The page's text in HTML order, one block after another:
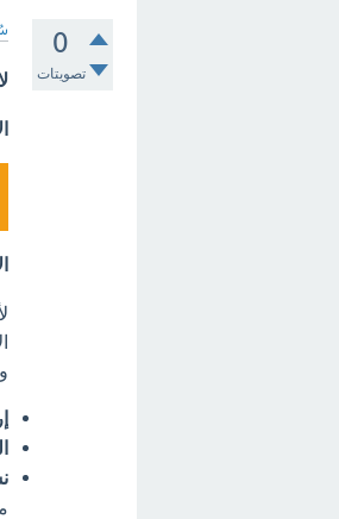
0
تصويتات